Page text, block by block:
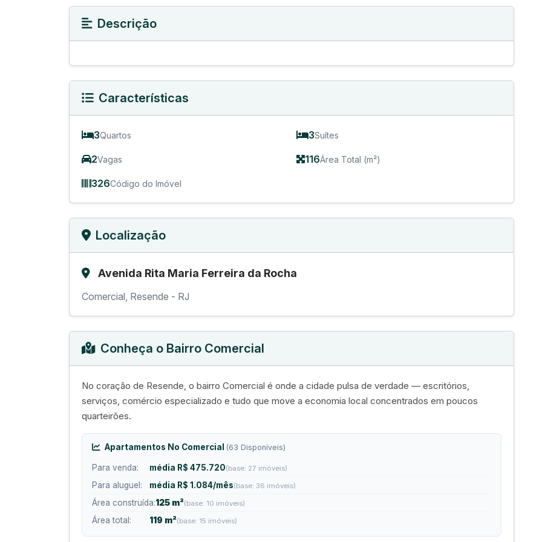
Descrição
Características
3Quartos 3Suítes
2Vagas 116Área Total (m²)
326Código do Imóvel
Localização
Avenida Rita Maria Ferreira da Rocha
Comercial, Resende - RJ
Conheça o Bairro Comercial
No coração de Resende, o bairro Comercial é onde a cidade pulsa de verdade — escritórios,
serviços, comércio especializado e tudo que move a economia local concentrados em poucos
quarteirões.
Apartamentos No Comercial (63 Disponíveis)
Para venda: média R$ 475.720(base: 27 imóveis)
Para aluguel: média R$ 1.084/mês(base: 36 imóveis)
Área construída:125 m²(base: 10 imóveis)
Área total: 119 m²(base: 15 imóveis)